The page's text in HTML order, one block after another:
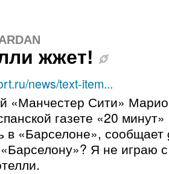
жжет!
news/text-item...
«Манчестер Сити»
газете «20
в «Барселоне»,
Я не играю